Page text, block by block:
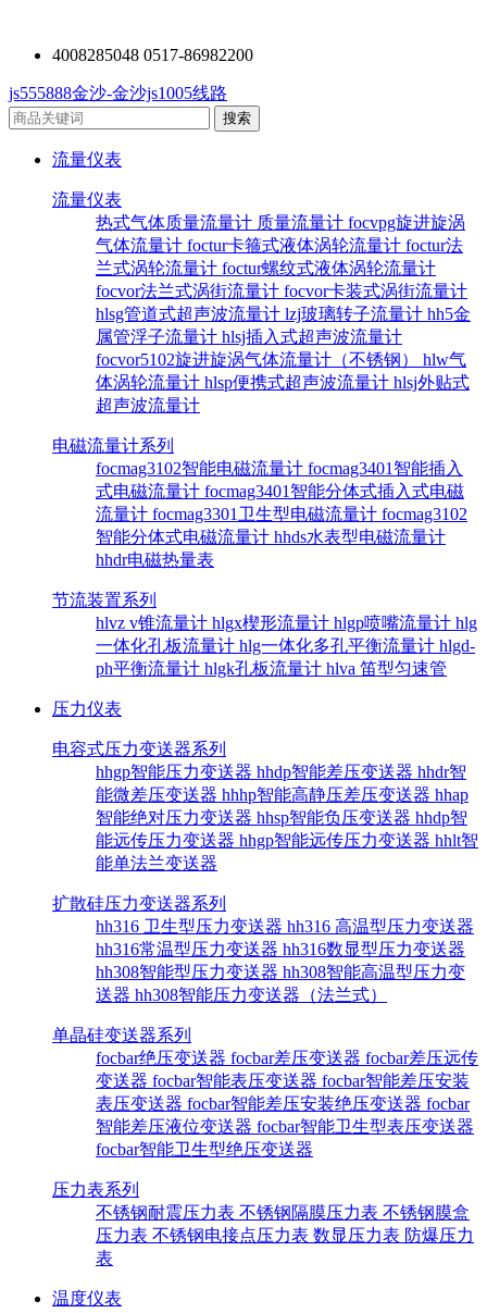
4008285048 0517-86982200
js555888金沙-金沙js1005线路
流量仪表
流量仪表
热式气体质量流量计 质量流量计 focvpg旋进旋涡
气体流量计 foctur卡箍式液体涡轮流量计 foctur法
兰式涡轮流量计 foctur螺纹式液体涡轮流量计
focvor法兰式涡街流量计 focvor卡装式涡街流量计
hlsg管道式超声波流量计 lzj玻璃转子流量计 hh5金
属管浮子流量计 hlsj插入式超声波流量计
focvor5102旋进旋涡气体流量计（不锈钢） hlw气
体涡轮流量计 hlsp便携式超声波流量计 hlsj外贴式
超声波流量计
电磁流量计系列
focmag3102智能电磁流量计 focmag3401智能插入
式电磁流量计 focmag3401智能分体式插入式电磁
流量计 focmag3301卫生型电磁流量计 focmag3102
智能分体式电磁流量计 hhds水表型电磁流量计
hhdr电磁热量表
节流装置系列
hlvz v锥流量计 hlgx楔形流量计 hlgp喷嘴流量计 hlg
一体化孔板流量计 hlg一体化多孔平衡流量计 hlgd-
ph平衡流量计 hlgk孔板流量计 hlva 笛型匀速管
压力仪表
电容式压力变送器系列
hhgp智能压力变送器 hhdp智能差压变送器 hhdr智
能微差压变送器 hhhp智能高静压差压变送器 hhap
智能绝对压力变送器 hhsp智能负压变送器 hhdp智
能远传压力变送器 hhgp智能远传压力变送器 hhlt智
能单法兰变送器
扩散硅压力变送器系列
hh316 卫生型压力变送器 hh316 高温型压力变送器
hh316常温型压力变送器 hh316数显型压力变送器
hh308智能型压力变送器 hh308智能高温型压力变
送器 hh308智能压力变送器（法兰式）
单晶硅变送器系列
focbar绝压变送器 focbar差压变送器 focbar差压远传
变送器 focbar智能表压变送器 focbar智能差压安装
表压变送器 focbar智能差压安装绝压变送器 focbar
智能差压液位变送器 focbar智能卫生型表压变送器
focbar智能卫生型绝压变送器
压力表系列
不锈钢耐震压力表 不锈钢隔膜压力表 不锈钢膜盒
压力表 不锈钢电接点压力表 数显压力表 防爆压力
表
温度仪表